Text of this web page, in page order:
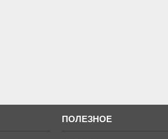
ПОЛЕЗНОЕ